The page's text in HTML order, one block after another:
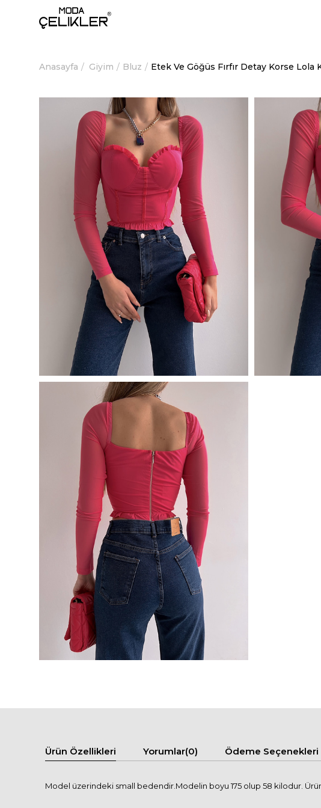
Anasayfa Giyim Bluz Etek Ve Göğüs Fırfır Detay Korse
Ürün Özellikleri Yorumlar(0) Ödeme Seçenekleri
Model üzerindeki small bedendir.Modelin boyu 175 olup 58 kilodur.